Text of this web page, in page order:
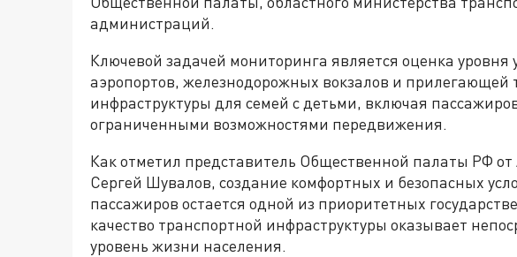
администраций.
Ключевой задачей мониторинга является оценка уровня
аэропортов, железнодорожных вокзалов и прилегающей
инфраструктуры для семей с детьми, включая
ограниченными возможностями передвижения.
Как отметил представитель Общественной палаты РФ от
Сергей Шувалов, создание комфортных и безопасных
пассажиров остается одной из приоритетных
качество транспортной инфраструктуры оказывает
уровень жизни населения.